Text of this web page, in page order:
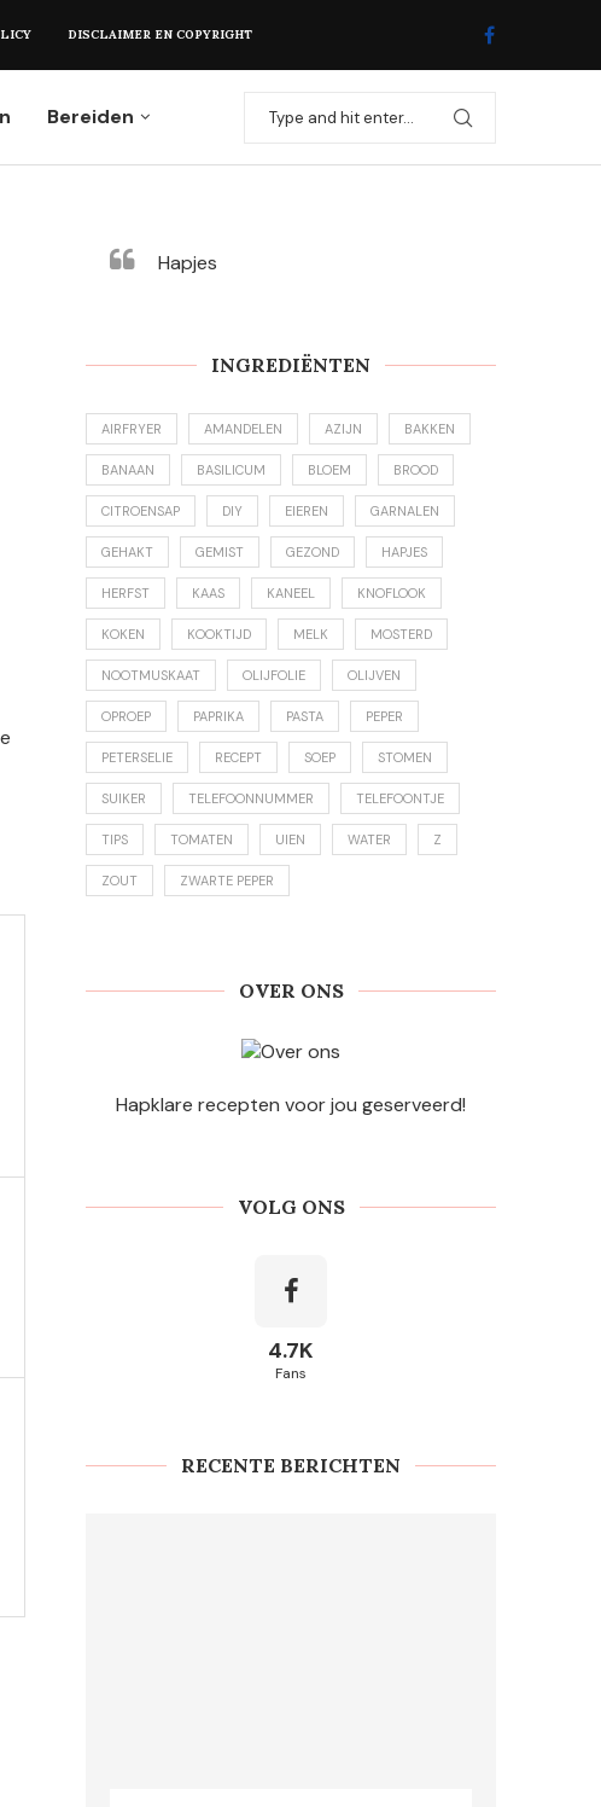
DISCLAIMER EN COPYRIGHT
Bereiden
Hapjes
INGREDIËNTEN
AIRFRYER AMANDELEN AZIJN BAKKEN
BANAAN BASILICUM BLOEM BROOD
CITROENSAP DIY EIEREN GARNALEN
GEHAKT GEMIST GEZOND HAPJES
HERFST KAAS KANEEL KNOFLOOK
KOKEN KOOKTIJD MELK MOSTERD
NOOTMUSKAAT OLIJFOLIE OLIJVEN
OPROEP PAPRIKA PASTA PEPER
PETERSELIE RECEPT SOEP STOMEN
SUIKER TELEFOONNUMMER TELEFOONTJE
TIPS TOMATEN UIEN WATER Z
ZOUT ZWARTE PEPER
OVER ONS
Hapklare recepten voor jou geserveerd!
VOLG ONS
4.7K
Fans
RECENTE BERICHTEN